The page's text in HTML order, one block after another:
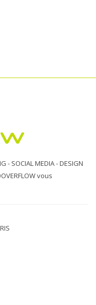
- SOCIAL MEDIA - DESIGN
vous